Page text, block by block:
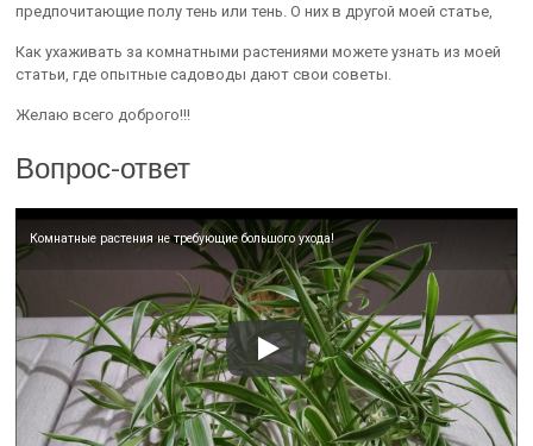
предпочитающие полу тень или тень. О них в другой моей статье,
Как ухаживать за комнатными растениями можете узнать из моей
статьи, где опытные садоводы дают свои советы.
Желаю всего доброго!!!
Вопрос-ответ
Комнатные растения не требующие большого ухода!